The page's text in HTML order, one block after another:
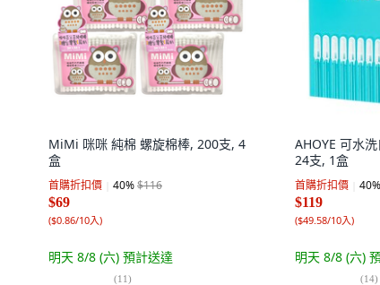
MiMi 咪咪 純棉 螺旋棉棒, 200支, 4
盒
首購折扣價 40%$116
$69
($0.86/10入)
明天 8/8 (六) 預計送達
(11)
AHOYE 可水
24支, 1盒
首購折扣價 40%
$119
($49.58/10入)
明天 8/8 (六)
(14)